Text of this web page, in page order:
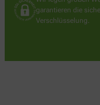
garantieren die
Verschlüsselung.